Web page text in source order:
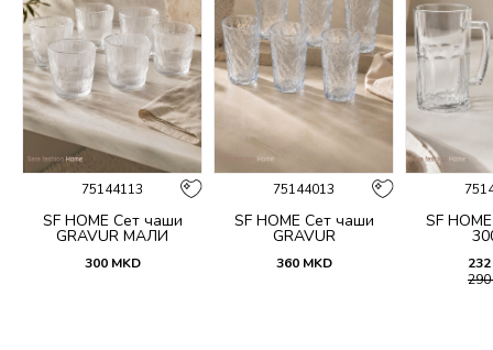
75144113
SF HOME Сет чаши
GRAVUR МАЛИ
300 MKD
75144013
SF HOME Сет чаши
GRAVUR
360 MKD
SF
232
290